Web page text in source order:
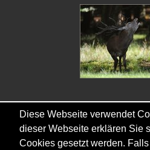
Copyright © - 2026 -
Diese Webseite verwendet
dieser Webseite erklären Sie
Cookies gesetzt werden.